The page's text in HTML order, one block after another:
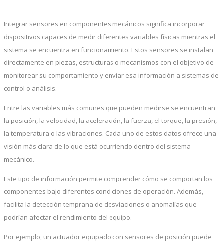
Integrar sensores en componentes mecánicos significa incorporar
dispositivos capaces de medir diferentes variables físicas mientras el
sistema se encuentra en funcionamiento. Estos sensores se instalan
directamente en piezas, estructuras o mecanismos con el objetivo de
monitorear su comportamiento y enviar esa información a sistemas de
control o análisis.
Entre las variables más comunes que pueden medirse se encuentran
la posición, la velocidad, la aceleración, la fuerza, el torque, la presión,
la temperatura o las vibraciones. Cada uno de estos datos ofrece una
visión más clara de lo que está ocurriendo dentro del sistema
mecánico.
Este tipo de información permite comprender cómo se comportan los
componentes bajo diferentes condiciones de operación. Además,
facilita la detección temprana de desviaciones o anomalías que
podrían afectar el rendimiento del equipo.
Por ejemplo, un actuador equipado con sensores de posición puede